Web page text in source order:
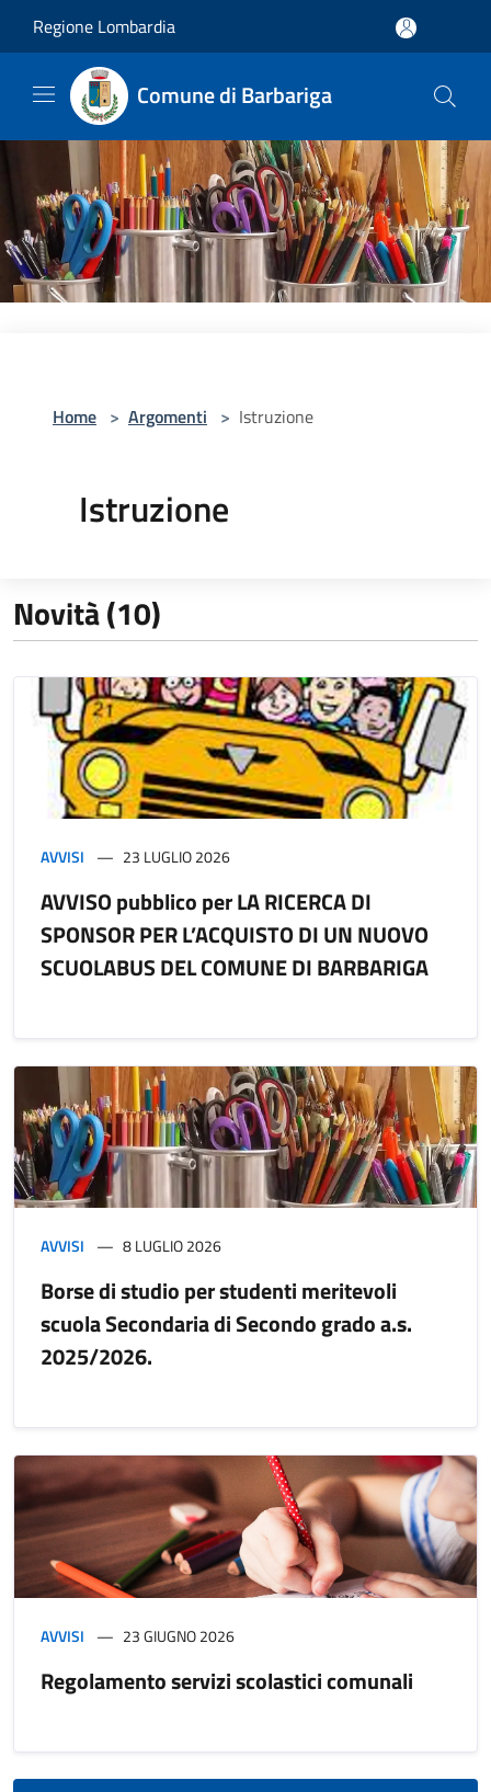
Regione Lombardia
Comune di Barbariga
Home > Argomenti > Istruzione
Istruzione
Novità (10)
AVVISI 23 LUGLIO 2026
AVVISO pubblico per LA RICERCA DI
SPONSOR PER L’ACQUISTO DI UN NUOVO
SCUOLABUS DEL COMUNE DI BARBARIGA
AVVISI 8 LUGLIO 2026
Borse di studio per studenti meritevoli
scuola Secondaria di Secondo grado a.s.
2025/2026.
AVVISI 23 GIUGNO 2026
Regolamento servizi scolastici comunali